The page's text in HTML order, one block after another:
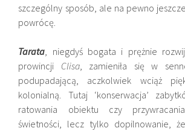
szczególny sposób, ale na pewno
powrócę.
Tarata , niegdyś bogata i prężnie
prowincji Clisa, zamieniła się w
podupadającą, aczkolwiek wciąż
kolonialną. Tutaj ‘konserwacja’
ratowania obiektu czy
świetności, lecz tylko dopilnowanie,